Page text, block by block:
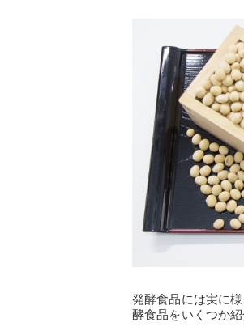
発酵食品には実に
酵食品をいくつか